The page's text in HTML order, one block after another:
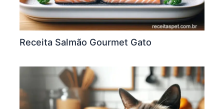
Receita Salmão Gourmet Gato